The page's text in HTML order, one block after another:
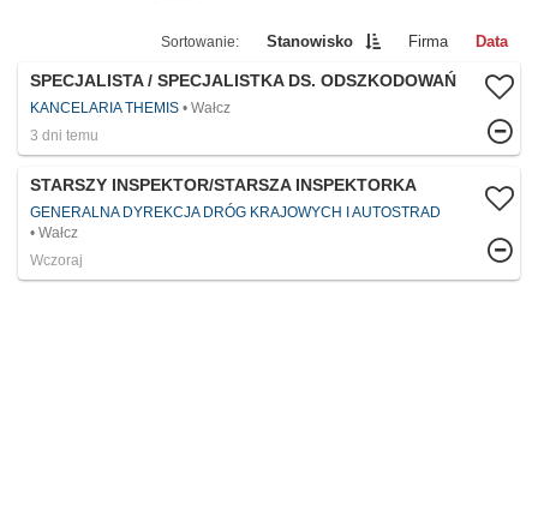
Stanowisko Firma Data
SPECJALISTA / SPECJALISTKA DS. ODSZKODOWAŃ
KANCELARIA THEMIS
Wałcz
3 dni temu
STARSZY INSPEKTOR/STARSZA INSPEKTORKA
GENERALNA DYREKCJA DRÓG KRAJOWYCH I AUTOSTRAD
Wałcz
Wczoraj